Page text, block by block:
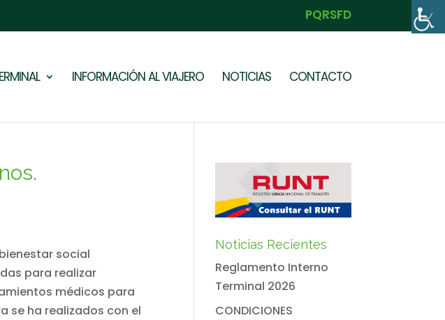
PQRSFD
INFORMACIÓN AL VIAJERO NOTICIAS CONTACTO
social
para realizar
médicos para
se ha realizados con el
Noticias Recientes
Reglamento Interno
Terminal 2026
CONDICIONES